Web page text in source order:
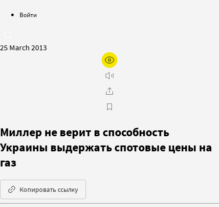
Войти
25 March 2013
Миллер не верит в способность
Украины выдержать спотовые цены на
газ
Копировать ссылку